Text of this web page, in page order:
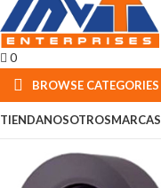
0
BROWSE CATEGORIES
TIENDANOSOTROSMARCAS